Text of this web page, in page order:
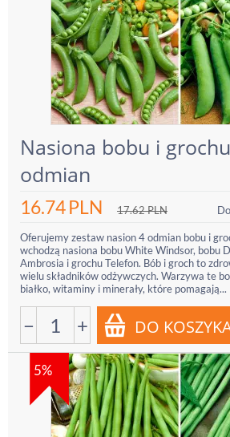
Nasiona bobu i
odmian
16.74PLN 17.62PLN
Oferujemy zestaw nasion 4 odmian bobu i
wchodzą nasiona bobu White Windsor, bobu
Ambrosia i grochu Telefon. Bób i groch to
wielu składników odżywczych. Warzywa te
białko, witaminy i minerały, które pomagają...
− +
5%